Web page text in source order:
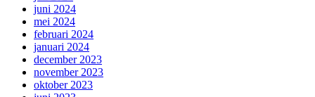
juni 2024
mei 2024
februari 2024
januari 2024
december 2023
november 2023
oktober 2023